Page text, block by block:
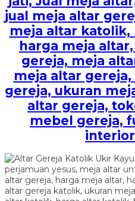
jual meja altar
meja altar katolik,
harga meja
gereja, meja
meja altar
gereja, ukuran
altar gereja,
mebel gereja,